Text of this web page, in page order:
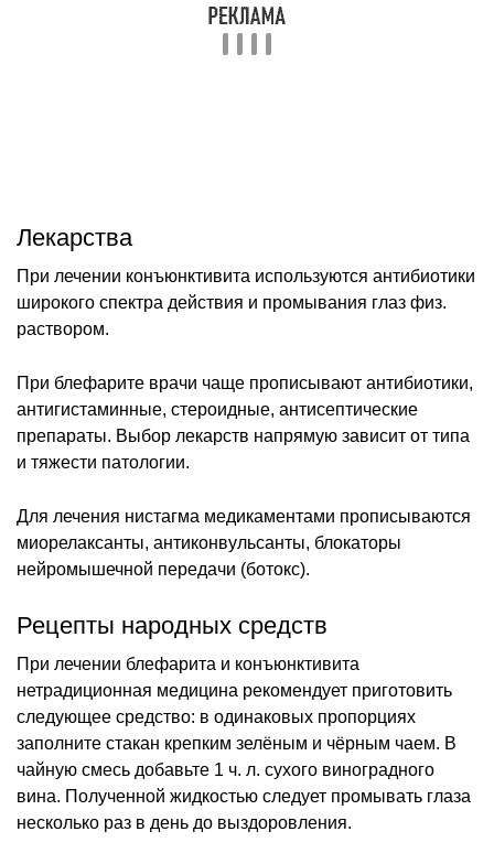
Лекарства
При лечении конъюнктивита используются антибиотики
широкого спектра действия и промывания глаз физ.
раствором.
При блефарите врачи чаще прописывают антибиотики,
антигистаминные, стероидные, антисептические
препараты. Выбор лекарств напрямую зависит от типа
и тяжести патологии.
Для лечения нистагма медикаментами прописываются
миорелаксанты, антиконвульсанты, блокаторы
нейромышечной передачи (ботокс).
Рецепты народных средств
При лечении блефарита и конъюнктивита
нетрадиционная медицина рекомендует приготовить
следующее средство: в одинаковых пропорциях
заполните стакан крепким зелёным и чёрным чаем. В
чайную смесь добавьте 1 ч. л. сухого виноградного
вина. Полученной жидкостью следует промывать глаза
несколько раз в день до выздоровления.